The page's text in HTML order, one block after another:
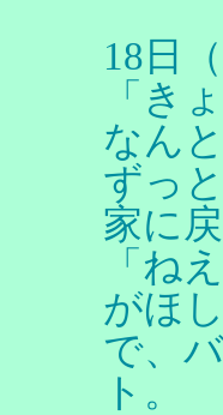
18日
「き
なん
ずっ
家に
「ね
がほ
で、
ト。